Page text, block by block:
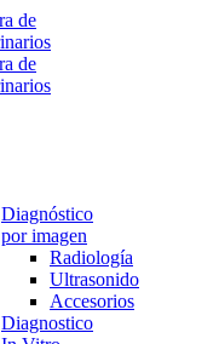
Diagnóstico
por imagen
Radiología
Ultrasonido
Accesorios
Diagnostico